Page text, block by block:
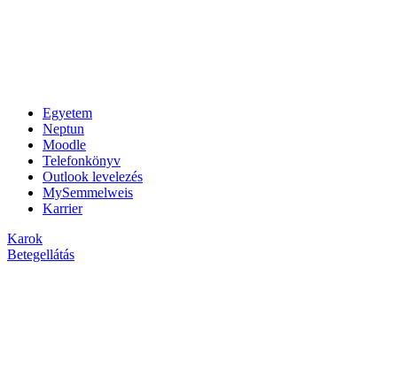
Egyetem
Neptun
Moodle
Telefonkönyv
Outlook levelezés
MySemmelweis
Karrier
Karok
Betegellátás